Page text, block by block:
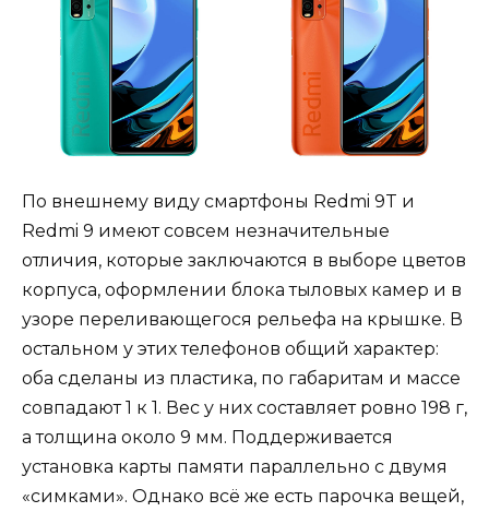
По внешнему виду смартфоны Redmi 9T и
Redmi 9 имеют совсем незначительные
отличия, которые заключаются в выборе цветов
корпуса, оформлении блока тыловых камер и в
узоре переливающегося рельефа на крышке. В
остальном у этих телефонов общий характер:
оба сделаны из пластика, по габаритам и массе
совпадают 1 к 1. Вес у них составляет ровно 198 г,
а толщина около 9 мм. Поддерживается
установка карты памяти параллельно с двумя
«симками». Однако всё же есть парочка вещей,